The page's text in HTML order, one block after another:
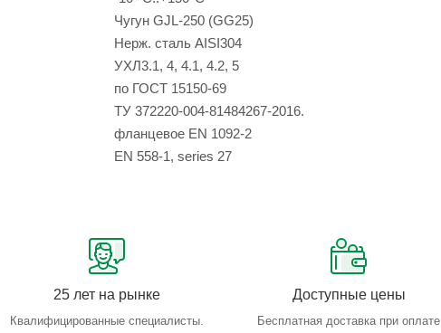
Чугун GJL-250 (GG25)
Нерж. сталь AISI304
УХЛ3.1, 4, 4.1, 4.2, 5
по ГОСТ 15150-69
ТУ 372220-004-81484267-2016.
фланцевое EN 1092-2
EN 558-1, series 27
25 лет на рынке
Квалифицированные специалисты.
Доступные цены
Бесплатная доставка при оплате